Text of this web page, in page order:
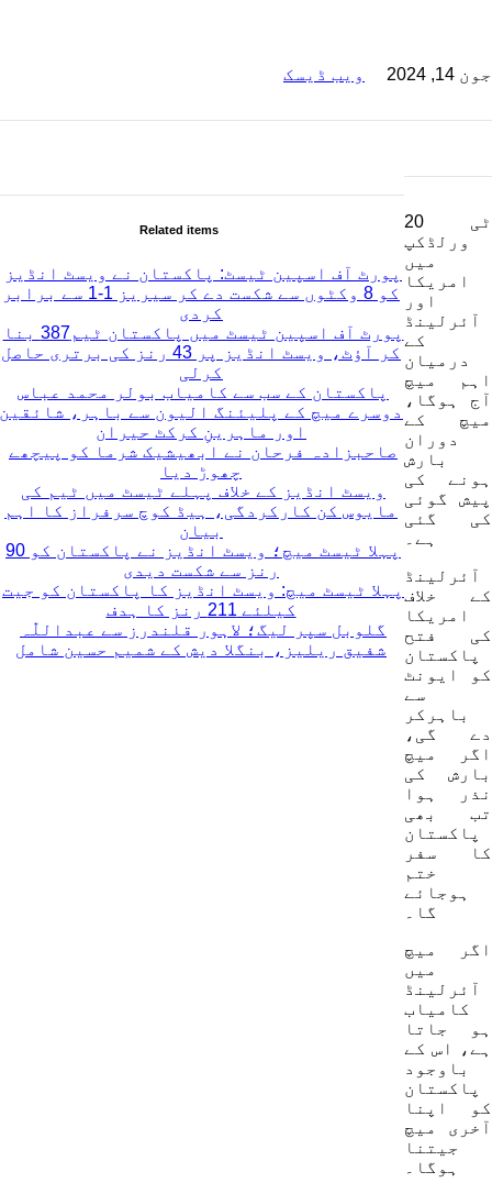
جون 14, 2024 ویب ڈیسک
ٹی 20
ورلڈکپ
میں
امریکا
اور
آئرلینڈ
کے
درمیان
اہم میچ
آج ہوگا،
میچ کے
دوران
بارش
ہونے کی
پیش گوئی
کی گئی
ہے۔
آئرلینڈ
کے خلاف
امریکا
کی فتح
پاکستان
کو ایونٹ
سے
باہرکر
دے گی،
اگر میچ
بارش کی
نذر ہوا
تب بھی
پاکستان
کا سفر
ختم
ہوجائے
گا۔
اگر میچ
میں
آئرلینڈ
کامیاب
ہو جاتا
ہے، اس کے
باوجود
پاکستان
کو اپنا
آخری میچ
جیتنا
ہوگا۔
Related items
پورٹ آف اسپین ٹیسٹ: پاکستان نے ویسٹ انڈیز
کو 8 وکٹوں سے شکست دے کر سیریز 1-1 سے برابر
کردی
پورٹ آف اسپین ٹیسٹ میں پاکستان ٹیم387 بنا
کر آؤٹ، ویسٹ انڈیز پر 43 رنز کی برتری حاصل
کرلی
پاکستان کے سب سے کامیاب بولر محمد عباس
دوسرے میچ کے پلیئنگ الیون سے باہر، شائقین
اور ماہرینِ کرکٹ حیران
صاحبزادہ فرحان نے ابھیشیک شرما کو پیچھے
چھوڑ دیا
ویسٹ انڈیز کے خلاف پہلے ٹیسٹ میں ٹیم کی
مایوس کن کارکردگی، ہیڈ کوچ سرفراز کا اہم
بیان
پہلا ٹیسٹ میچ؛ ویسٹ انڈیز نے پاکستان کو 90
رنز سے شکست دیدی
پہلا ٹیسٹ میچ: ویسٹ انڈیز کا پاکستان کو جیت
کیلئے 211 رنز کا ہدف
گلوبل سپر لیگ؛ لاہور قلندرز سے عبداللّٰہ
شفیق ریلیز، بنگلا دیش کے شمیم حسین شامل